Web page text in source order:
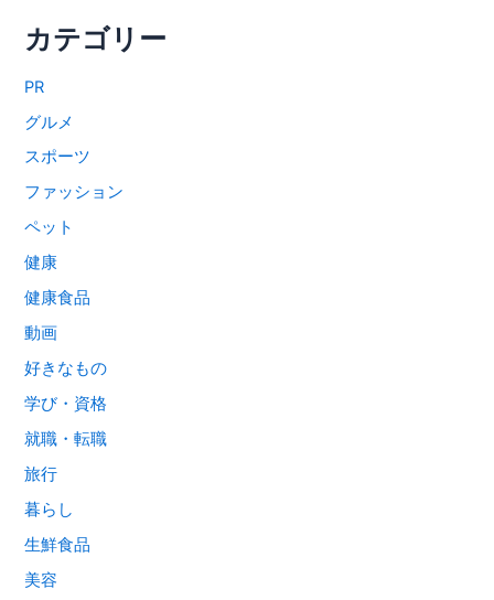
カテゴリー
PR
グルメ
スポーツ
ファッション
ペット
健康
健康食品
動画
好きなもの
学び・資格
就職・転職
旅行
暮らし
生鮮食品
美容